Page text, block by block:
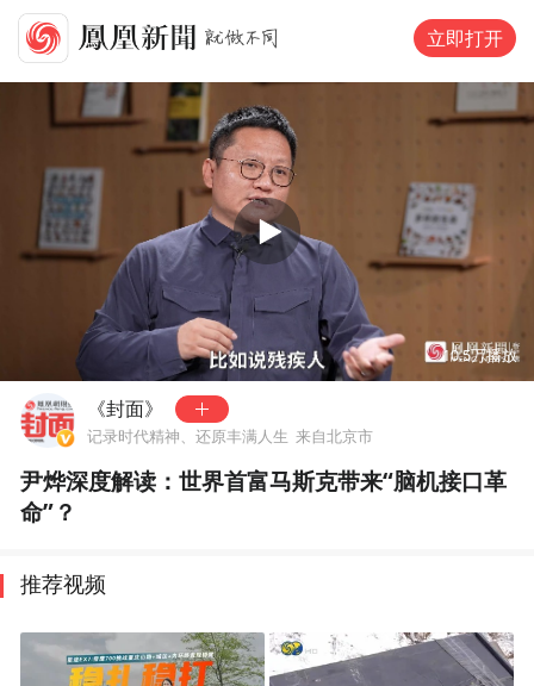
立即打开
05:52
10.5万播放
《封面》
记录时代精神、还原丰满人生 来自北京市
尹烨深度解读：世界首富马斯克带来“脑机接口革
命”？
推荐视频